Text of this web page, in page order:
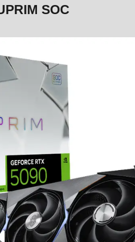
SOC